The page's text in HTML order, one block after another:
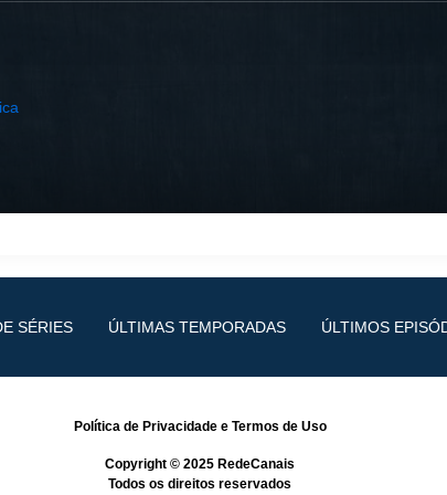
SÉRIES ÚLTIMAS TEMPORADAS ÚLTIMOS
Política de Privacidadee Termos de Uso
Copyright © 2025 RedeCanais
Todos os direitos reservados